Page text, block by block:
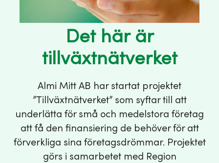
Det här är
tillväxtnätverket
Almi Mitt AB har startat projektet
”Tillväxtnätverket” som syftar till att
underlätta för små och medelstora företag
att få den finansiering de behöver för att
förverkliga sina företagsdrömmar. Projektet
görs i samarbetet med Region